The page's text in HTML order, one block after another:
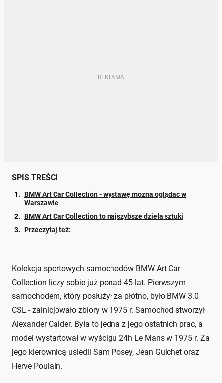
SPIS TREŚCI
BMW Art Car Collection - wystawę można oglądać w
Warszawie
BMW Art Car Collection to najszybsze dzieła sztuki
Przeczytaj też:
Kolekcja sportowych samochodów BMW Art Car
Collection liczy sobie już ponad 45 lat. Pierwszym
samochodem, który posłużył za płótno, było BMW 3.0
CSL - zainicjowało zbiory w 1975 r. Samochód stworzył
Alexander Calder. Była to jedna z jego ostatnich prac, a
model wystartował w wyścigu 24h Le Mans w 1975 r. Za
jego kierownicą usiedli Sam Posey, Jean Guichet oraz
Herve Poulain.